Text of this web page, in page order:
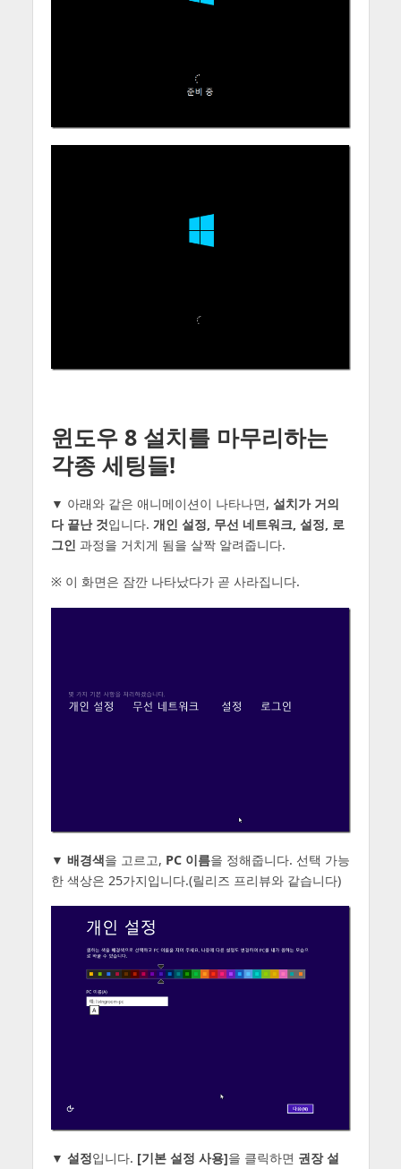
윈도우 8 설치를 마무리하는
각종 세팅들!
▼ 아래와 같은 애니메이션이 나타나면, 설치가 거의
다 끝난 것입니다. 개인 설정, 무선 네트워크, 설정, 로
그인 과정을 거치게 됨을 살짝 알려줍니다.
※ 이 화면은 잠깐 나타났다가 곧 사라집니다.
▼ 배경색을 고르고, PC 이름을 정해줍니다. 선택 가능
한 색상은 25가지입니다.(릴리즈 프리뷰와 같습니다)
▼ 설정입니다. [기본 설정 사용]을 클릭하면 권장 설